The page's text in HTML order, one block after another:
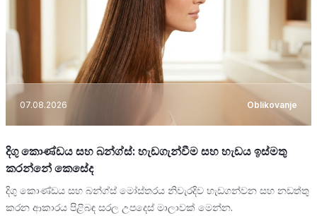
07.08.2026 Oblikovanje
දිගු කොණ්ඩය සහ බන්ග්ස්: හැඩගැන්වීම සහ හැඩය ඉස්මතු
කරන්නේ කෙසේද
දිගු කොණ්ඩය සහ බන්ග්ස් මෝස්තරය නිවැරදිව හැඩගන්වන සහ නඩත්තු
කරන ආකාරය පිළිබඳ සරල උපදෙස් මාලාවක් මෙන්න.